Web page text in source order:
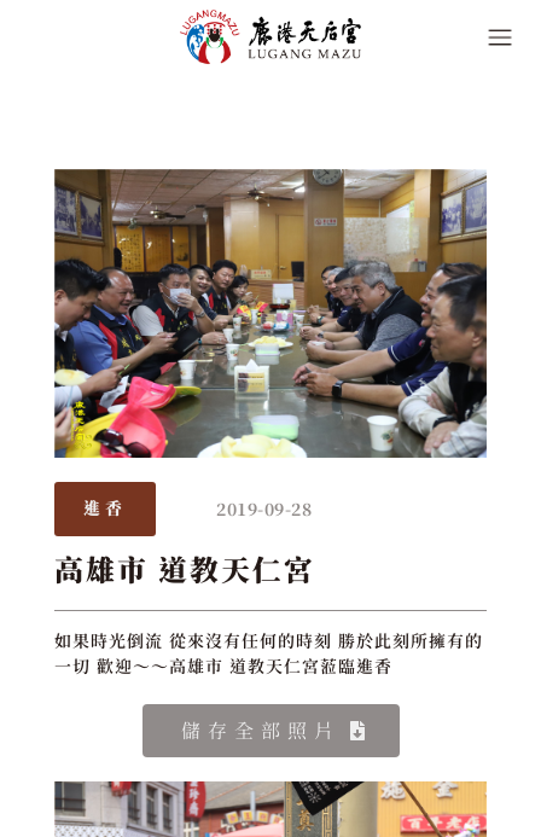
進香 2019-09-28
高雄市 道教天仁宮
如果時光倒流 從來沒有任何的時刻 勝於此刻所擁有的
一切 歡迎～～高雄市 道教天仁宮蒞臨進香
儲存全部照片